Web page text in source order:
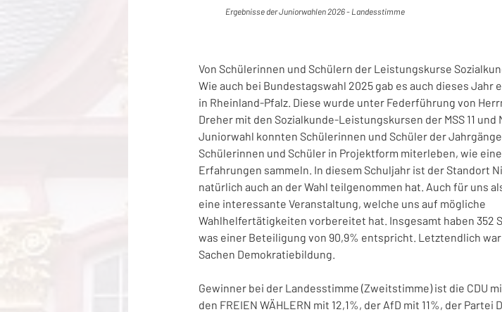
Ergebnisse der Juniorwahlen 2026 - Landesstimme
Von Schülerinnen und Schülern der Leistungskurse
Wie auch bei Bundestagswahl 2025 gab es auch dieses
in Rheinland-Pfalz. Diese wurde unter Federführung von
Dreher mit den Sozialkunde-Leistungskursen der MSS 11 und
Juniorwahl konnten Schülerinnen und Schüler der
Schülerinnen und Schüler in Projektform miterleben, wie
Erfahrungen sammeln. In diesem Schuljahr ist der Standort
natürlich auch an der Wahl teilgenommen hat. Auch für uns
eine interessante Veranstaltung, welche uns auf mögliche
Wahlhelfertätigkeiten vorbereitet hat. Insgesamt haben
was einer Beteiligung von 90,9% entspricht. Letztendlich
Sachen Demokratiebildung.
Gewinner bei der Landesstimme (Zweitstimme) ist die CDU
den FREIEN WÄHLERN mit 12,1%, der AfD mit 11%, der Partei